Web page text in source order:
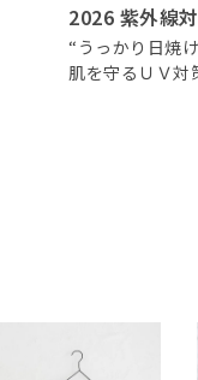
2026 紫外線
“うっかり日焼
肌を守るＵＶ対